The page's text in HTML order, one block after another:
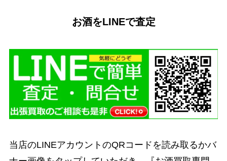
お酒をLINEで査定
当店のLINEアカウントのQRコードを読み取るかバ